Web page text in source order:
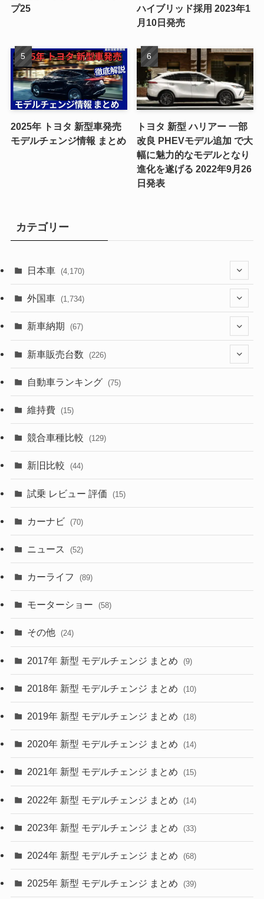
プ25
ハイブリッド採用 2023年1
月10日発売
2025年 トヨタ 新型車発売
モデルチェンジ情報 まとめ
トヨタ 新型 ハリアー 一部
改良 PHEVモデル追加 で大
幅に魅力的なモデルとなり
進化を遂げる 2022年9月26
日発表
カテゴリー
日本車 (4,170)
(1,320)
(329)
(356)
(328)
(253)
外国車 (1,734)
(242)
(85)
(84)
(50)
(43)
(6)
(9)
(30)
(27)
(58)
(28)
(27)
(26)
(10)
(35)
(10)
(9)
(22)
(4)
(9)
新車納期 (67)
(28)
(8)
(3)
(3)
(1)
新車販売台数 (226)
(21)
(5)
(7)
自動車ランキング (75)
維持費 (15)
競合車種比較 (129)
新旧比較 (44)
試乗 レビュー 評価 (15)
カーナビ (70)
ニュース (52)
カーライフ (89)
モーターショー (58)
その他 (24)
2017年 新型 モデルチェンジ まとめ (9)
2018年 新型 モデルチェンジ まとめ (10)
2019年 新型 モデルチェンジ まとめ (18)
2020年 新型 モデルチェンジ まとめ (14)
2021年 新型 モデルチェンジ まとめ (15)
2022年 新型 モデルチェンジ まとめ (14)
2023年 新型 モデルチェンジ まとめ (33)
2024年 新型 モデルチェンジ まとめ (68)
2025年 新型 モデルチェンジ まとめ (39)